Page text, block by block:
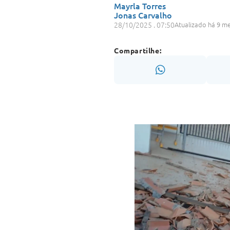
Mayrla Torres
Jonas Carvalho
28/10/2025 . 07:50Atualizado há 9
Compartilhe: